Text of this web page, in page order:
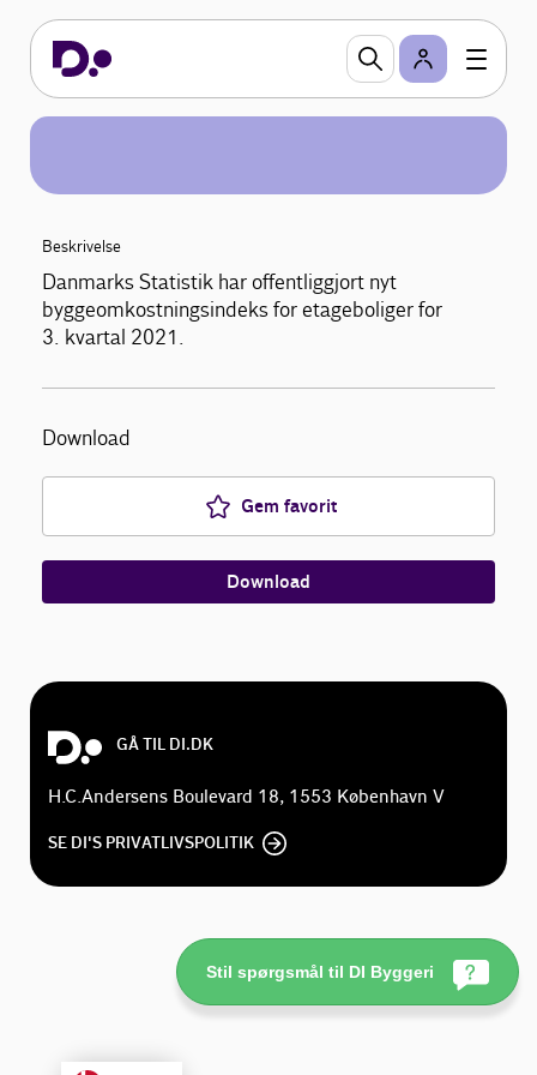
Beskrivelse
Danmarks Statistik har offentliggjort nyt
byggeomkostningsindeks for etageboliger for
3. kvartal 2021.
Download
Gem favorit
Download
GÅ TIL DI.DK
H.C.Andersens Boulevard 18, 1553 København V
SE DI'S PRIVATLIVSPOLITIK
Stil spørgsmål til DI Byggeri